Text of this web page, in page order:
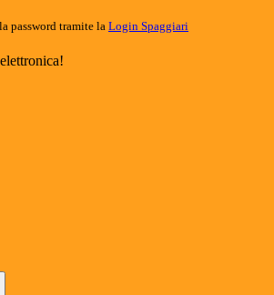
password tramite la Login Spaggiari